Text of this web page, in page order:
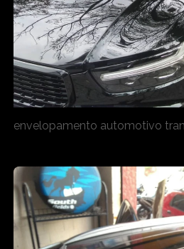
envelopamento automotivo